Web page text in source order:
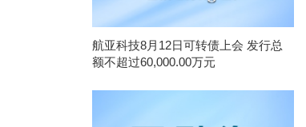
航亚科技8月12日可转债上会 发行总
额不超过60,000.00万元